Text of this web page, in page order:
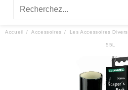
Accueil Accessoires Les Accessoires Divers
55L